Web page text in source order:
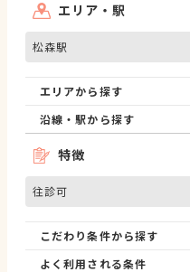
エリア・駅
松森駅
エリアから探す
沿線・駅から探す
特徴
往診可
こだわり条件から探す
よく利用される条件